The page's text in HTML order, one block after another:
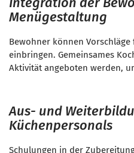
Menügestaltung
Bewohner können
einbringen. Gemeinsames
Aktivität angeboten werden,
Aus- und
Küchenpersonals
Schulungen in der